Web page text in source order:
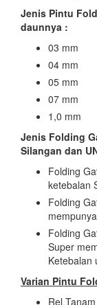
Jenis Pintu
daunnya :
03 mm
04 mm
05 mm
07 mm
1,0 mm
Jenis Folding
Silangan dan
Folding
ketebalan
Folding
Folding
Super
Ketebalan
Varian Pintu
Rel Tanam